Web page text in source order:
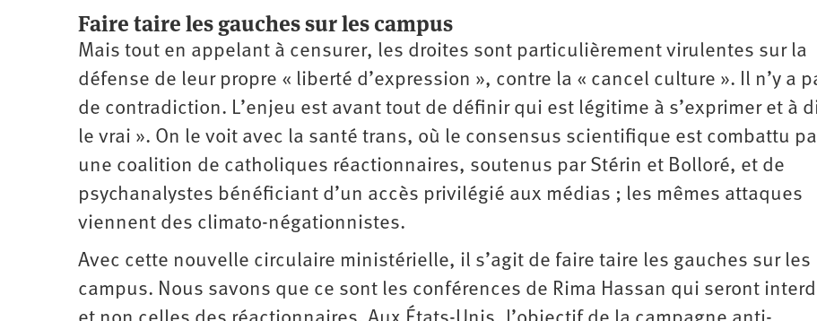
Faire taire les gauches sur les campus
Mais tout en appelant à censurer, les droites sont particulièrement virulentes sur la
défense de leur propre « liberté d’expression », contre la « cancel culture ». Il n’y a
de contradiction. L’enjeu est avant tout de définir qui est légitime à s’exprimer et à
le vrai ». On le voit avec la santé trans, où le consensus scientifique est combattu
une coalition de catholiques réactionnaires, soutenus par Stérin et Bolloré, et de
psychanalystes bénéficiant d’un accès privilégié aux médias ; les mêmes attaques
viennent des climato­-négationnistes.
Avec cette nouvelle circulaire ministérielle, il s’agit de faire taire les gauches sur les
campus. Nous savons que ce sont les conférences de Rima Hassan qui seront